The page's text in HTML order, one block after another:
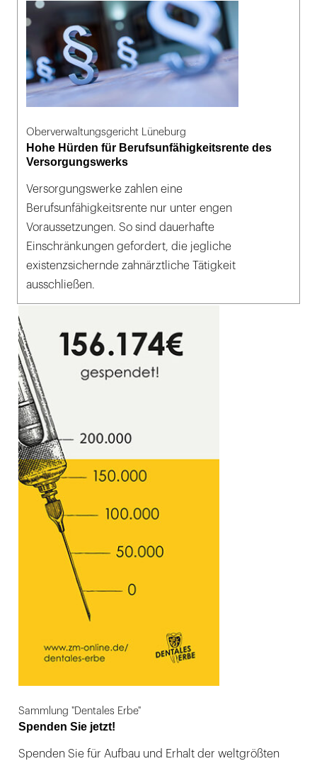
Oberverwaltungsgericht Lüneburg
Hohe Hürden für Berufsunfähigkeitsrente des
Versorgungswerks
Versorgungswerke zahlen eine
Berufsunfähigkeitsrente nur unter engen
Voraussetzungen. So sind dauerhafte
Einschränkungen gefordert, die jegliche
existenzsichernde zahnärztliche Tätigkeit
ausschließen.
Sammlung "Dentales Erbe"
Spenden Sie jetzt!
Spenden Sie für Aufbau und Erhalt der weltgrößten